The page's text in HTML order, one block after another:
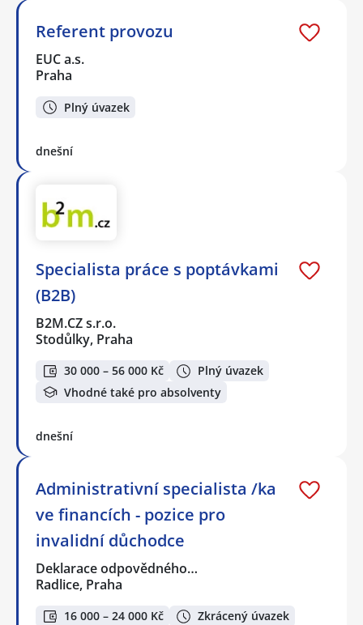
Referent provozu
EUC a.s.
Praha
Plný úvazek
dnešní
Specialista práce s poptávkami
(B2B)
B2M.CZ s.r.o.
Stodůlky, Praha
30 000 – 56 000 Kč
Plný úvazek
Vhodné také pro absolventy
dnešní
Administrativní specialista /ka
ve financích - pozice pro
invalidní důchodce
Deklarace odpovědného…
Radlice, Praha
16 000 – 24 000 Kč
Zkrácený úvazek